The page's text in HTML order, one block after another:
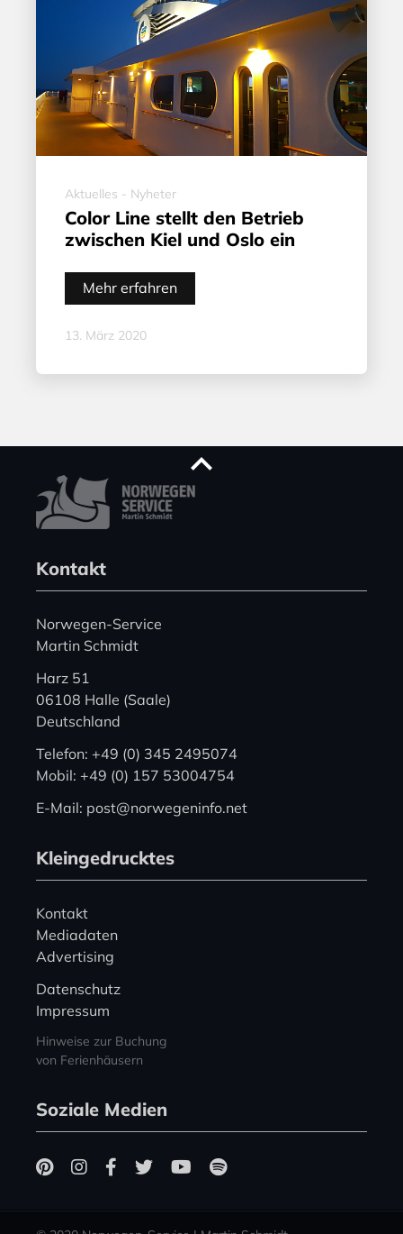
Aktuelles - Nyheter
Color Line stellt den Betrieb
zwischen Kiel und Oslo ein
Mehr erfahren
13. März 2020
Kontakt
Norwegen-Service
Martin Schmidt
Harz 51
06108 Halle (Saale)
Deutschland
Telefon: +49 (0) 345 2495074
Mobil: +49 (0) 157 53004754
E-Mail: post@norwegeninfo.net
Kleingedrucktes
Kontakt
Mediadaten
Advertising
Datenschutz
Impressum
Hinweise zur Buchung
von Ferienhäusern
Soziale Medien